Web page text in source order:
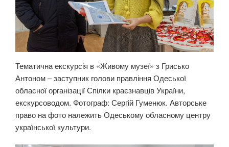
Тематична екскурсія в «Живому музеї» з Грисько
Антоном – заступник голови правління Одеської
обласної організації Спілки краєзнавців України,
екскурсоводом. Фотограф: Сергій Гуменюк. Авторське
право на фото належить Одеському обласному центру
української культури.